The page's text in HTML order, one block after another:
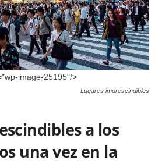
image-25195"/>
Lugares imprescindibles
a los
una vez en la